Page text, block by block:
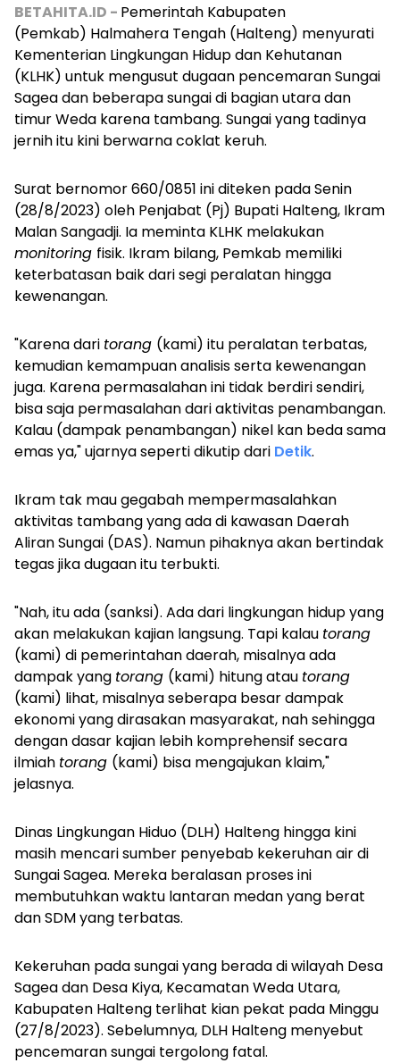
BETAHITA.ID - Pemerintah Kabupaten
(Pemkab) Halmahera Tengah (Halteng) menyurati
Kementerian Lingkungan Hidup dan Kehutanan
(KLHK) untuk mengusut dugaan pencemaran Sungai
Sagea dan beberapa sungai di bagian utara dan
timur Weda karena tambang. Sungai yang tadinya
jernih itu kini berwarna coklat keruh.
Surat bernomor 660/0851 ini diteken pada Senin
(28/8/2023) oleh Penjabat (Pj) Bupati Halteng, Ikram
Malan Sangadji. Ia meminta KLHK melakukan
monitoring fisik. Ikram bilang, Pemkab memiliki
keterbatasan baik dari segi peralatan hingga
kewenangan.
"Karena dari torang (kami) itu peralatan terbatas,
kemudian kemampuan analisis serta kewenangan
juga. Karena permasalahan ini tidak berdiri sendiri,
bisa saja permasalahan dari aktivitas penambangan.
Kalau (dampak penambangan) nikel kan beda sama
emas ya," ujarnya seperti dikutip dari Detik.
Ikram tak mau gegabah mempermasalahkan
aktivitas tambang yang ada di kawasan Daerah
Aliran Sungai (DAS). Namun pihaknya akan bertindak
tegas jika dugaan itu terbukti.
"Nah, itu ada (sanksi). Ada dari lingkungan hidup yang
akan melakukan kajian langsung. Tapi kalau torang
(kami) di pemerintahan daerah, misalnya ada
dampak yang torang (kami) hitung atau torang
(kami) lihat, misalnya seberapa besar dampak
ekonomi yang dirasakan masyarakat, nah sehingga
dengan dasar kajian lebih komprehensif secara
ilmiah torang (kami) bisa mengajukan klaim,"
jelasnya.
Dinas Lingkungan Hiduo (DLH) Halteng hingga kini
masih mencari sumber penyebab kekeruhan air di
Sungai Sagea. Mereka beralasan proses ini
membutuhkan waktu lantaran medan yang berat
dan SDM yang terbatas.
Kekeruhan pada sungai yang berada di wilayah Desa
Sagea dan Desa Kiya, Kecamatan Weda Utara,
Kabupaten Halteng terlihat kian pekat pada Minggu
(27/8/2023). Sebelumnya, DLH Halteng menyebut
pencemaran sungai tergolong fatal.